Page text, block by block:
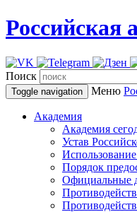
Российская
Поиск
Toggle navigation Меню
Академия
Академия
Устав
Порядок
Официальные